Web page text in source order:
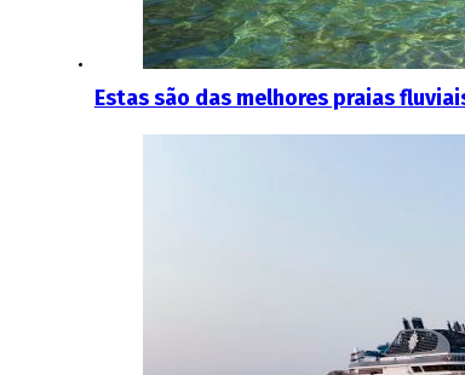
Estas são das melhores praias